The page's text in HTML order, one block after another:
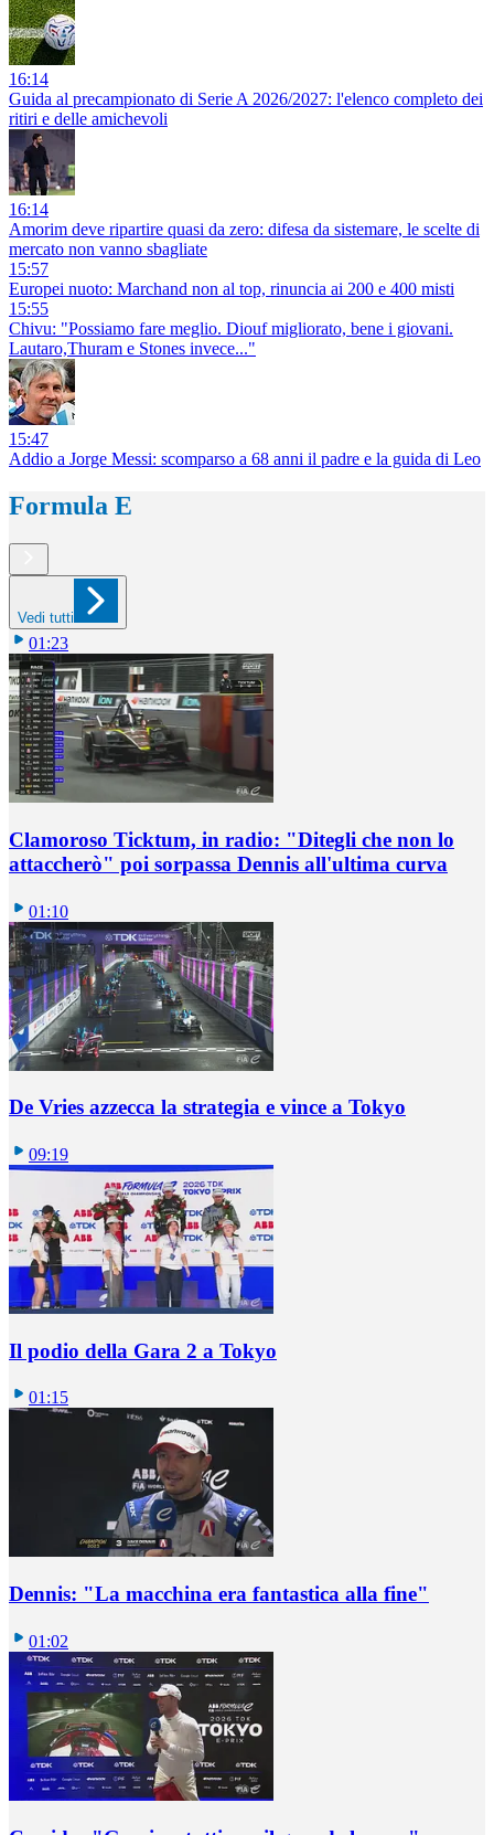
16:14
Guida al precampionato di Serie A 2026/2027: l'elenco completo dei
ritiri e delle amichevoli
16:14
Amorim deve ripartire quasi da zero: difesa da sistemare, le scelte di
mercato non vanno sbagliate
15:57
Europei nuoto: Marchand non al top, rinuncia ai 200 e 400 misti
15:55
Chivu: "Possiamo fare meglio. Diouf migliorato, bene i giovani.
Lautaro,Thuram e Stones invece..."
15:47
Addio a Jorge Messi: scomparso a 68 anni il padre e la guida di Leo
Formula E
Vedi tutti
01:23
Clamoroso Ticktum, in radio: "Ditegli che non lo
attaccherò" poi sorpassa Dennis all'ultima curva
01:10
De Vries azzecca la strategia e vince a Tokyo
09:19
Il podio della Gara 2 a Tokyo
01:15
Dennis: "La macchina era fantastica alla fine"
01:02